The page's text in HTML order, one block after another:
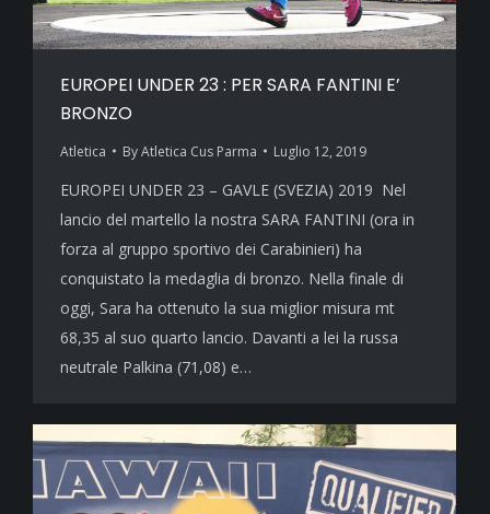
EUROPEI UNDER 23 : PER SARA FANTINI E’
BRONZO
Atletica ByAtletica Cus Parma Luglio 12, 2019
EUROPEI UNDER 23 – GAVLE (SVEZIA) 2019 Nel
lancio del martello la nostra SARA FANTINI (ora in
forza al gruppo sportivo dei Carabinieri) ha
conquistato la medaglia di bronzo. Nella finale di
oggi, Sara ha ottenuto la sua miglior misura mt
68,35 al suo quarto lancio. Davanti a lei la russa
neutrale Palkina (71,08) e…